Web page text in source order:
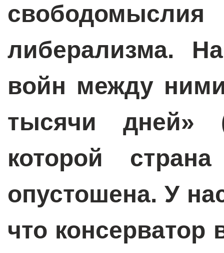
либерализма.
войн между
тысячи дней»
которой
опустошена. У
что